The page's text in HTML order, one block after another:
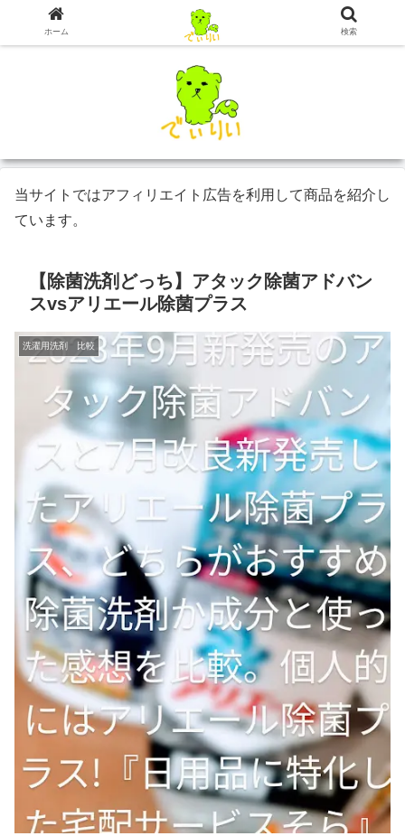
当サイトではアフィリエイト広告を利用して商品を紹介し
ています。
【除菌洗剤どっち】アタック除菌アドバン
スvsアリエール除菌プラス
洗濯用洗剤 比較
ホーム 検索